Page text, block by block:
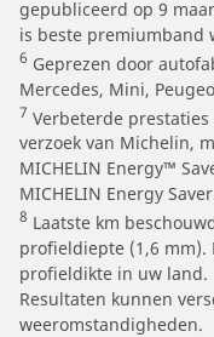
gepubliceerd op 9
is beste premiumband
6 Geprezen door
Mercedes, Mini,
7 Verbeterde prestaties
verzoek van Michelin,
MICHELIN Energy™
MICHELIN Energy
8 Laatste km
profieldiepte (1,6
profieldikte in uw land.
Resultaten kunnen
weeromstandigheden.